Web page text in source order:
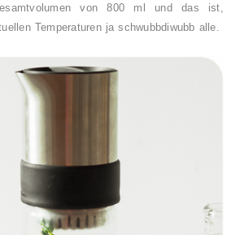
von 800 ml und das ist,
Temperaturen ja schwubbdiwubb alle.